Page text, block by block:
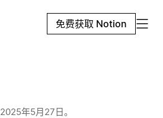
免费获取 Notion
2025年5月27日。